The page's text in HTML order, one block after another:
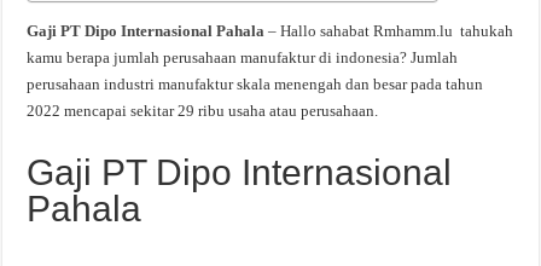
Gaji PT Dipo Internasional Pahala – Hallo sahabat Rmhamm.lu tahukah
kamu berapa jumlah perusahaan manufaktur di indonesia? Jumlah
perusahaan industri manufaktur skala menengah dan besar pada tahun
2022 mencapai sekitar 29 ribu usaha atau perusahaan.
Gaji PT Dipo Internasional
Pahala